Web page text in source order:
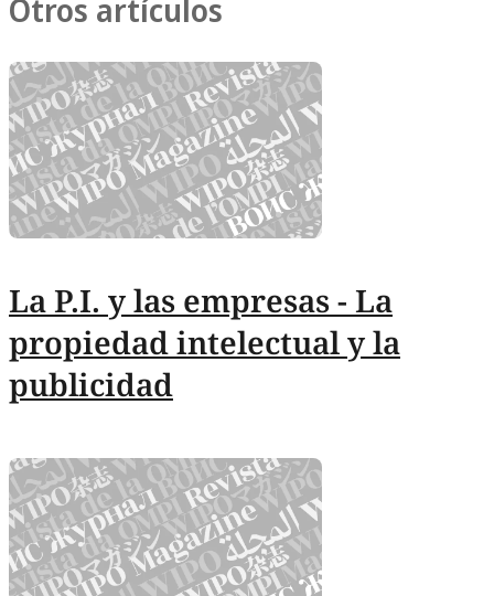
Otros artículos
La P.I. y las empresas - La
propiedad intelectual y la
publicidad